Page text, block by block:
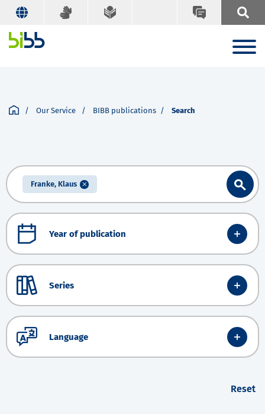
Our Service BIBB publications Search
Franke, Klaus
Year of publication
Series
Language
Reset